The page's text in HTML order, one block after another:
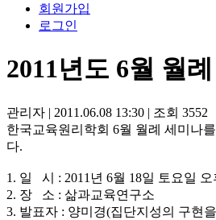
회원가입
로그인
2011년도 6월 월
관리자 | 2011.06.08 13:30 | 조회 3552
한국교육원리학회 6월 월례 세미나
다.
1. 일 시 : 2011년 6월 18일 토요일 오
2. 장 소 : 삶과교육연구소
3. 발표자 : 양미경(집단지성의 구현